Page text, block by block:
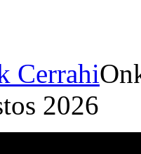
Cerrahi
2026